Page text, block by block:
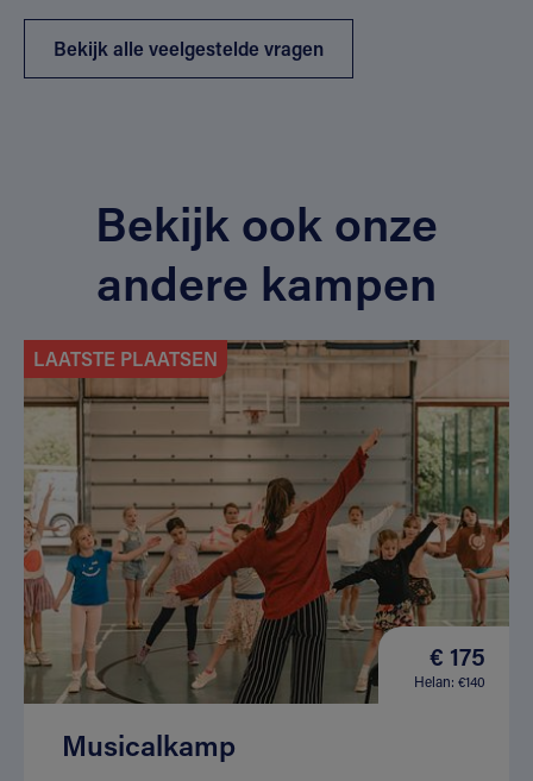
Bekijk alle veelgestelde vragen
Bekijk ook onze
andere kampen
LAATSTE PLAATSEN
€ 175
Helan: €140
Musicalkamp